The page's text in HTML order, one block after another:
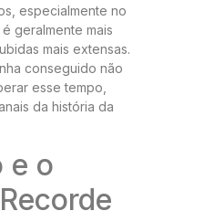
especialmente no
geralmente mais
mais extensas.
conseguido não
esse tempo,
da história da
e o